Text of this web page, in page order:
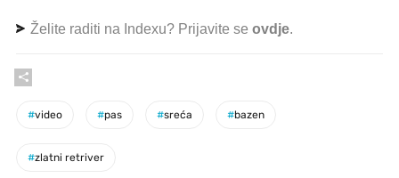
Želite raditi na Indexu? Prijavite se ovdje.
#video #pas #sreća #bazen
#zlatni retriver